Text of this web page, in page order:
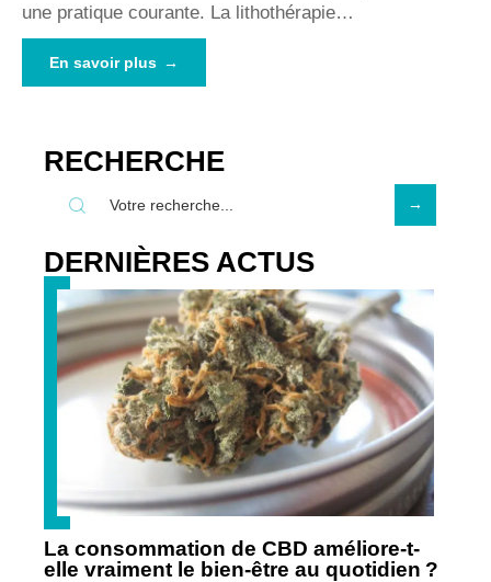
une pratique courante. La lithothérapie…
En savoir plus
RECHERCHE
DERNIÈRES ACTUS
La consommation de CBD améliore-t-
elle vraiment le bien-être au quotidien ?